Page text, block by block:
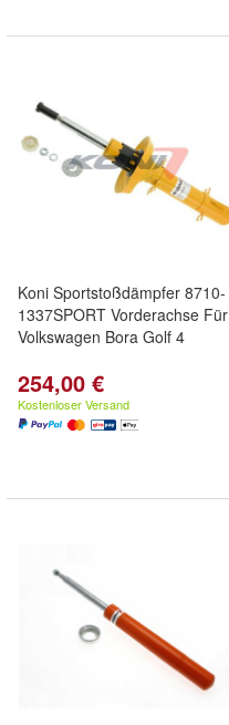
Koni Sportstoßdämpfer 8710-
1337SPORT Vorderachse Für
Volkswagen Bora Golf 4
254,00 €
Kostenloser Versand